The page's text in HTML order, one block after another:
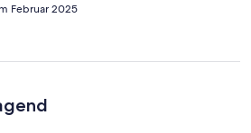
Februar 2025